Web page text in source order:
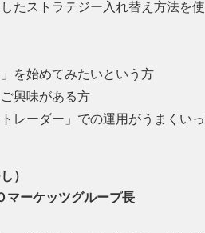
たストラテジー入れ替え方法を
を始めてみたいという方
興味がある方
レーダー」での運用がうまくい
）
マーケッツグループ長